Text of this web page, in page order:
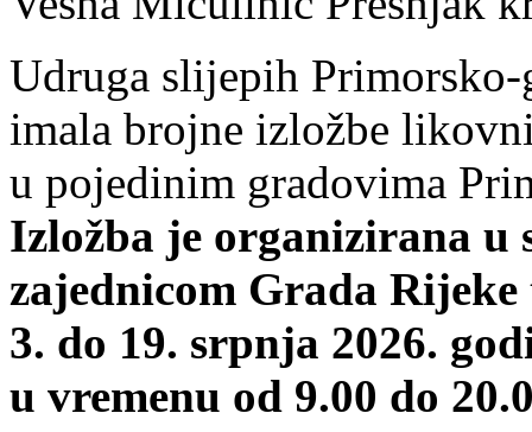
Udruga slijepih Primorsko-
imala brojne izložbe
u pojedinim gradovima
Izložba je organizirana u
zajednicom Grada
3. do 19. srpnja 2026.
u vremenu od 9.00 do